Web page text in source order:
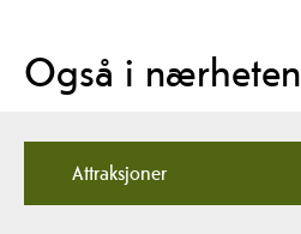
Også i nærheten
Attraksjoner